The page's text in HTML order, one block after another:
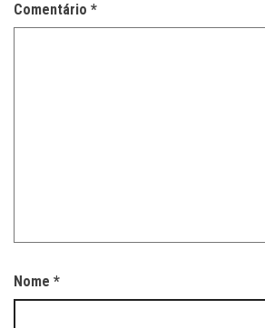
Comentário *
Nome *